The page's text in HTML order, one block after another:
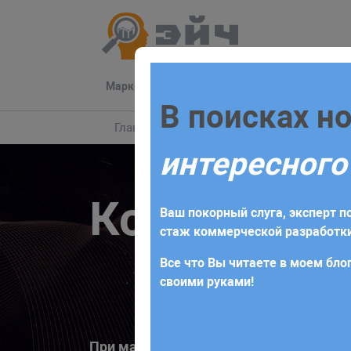
Маркетинг
Главная Маркетинг Комплекс для
Комплекс
При максимальной оптимизация
Заполните
Для начала сотрудничества
получите коммерческое
требований и поставленных
В поисках
Ваш покорный слуга, эксперт
стаж коммерческой
Все что Вы читаете в моем
своими руками!